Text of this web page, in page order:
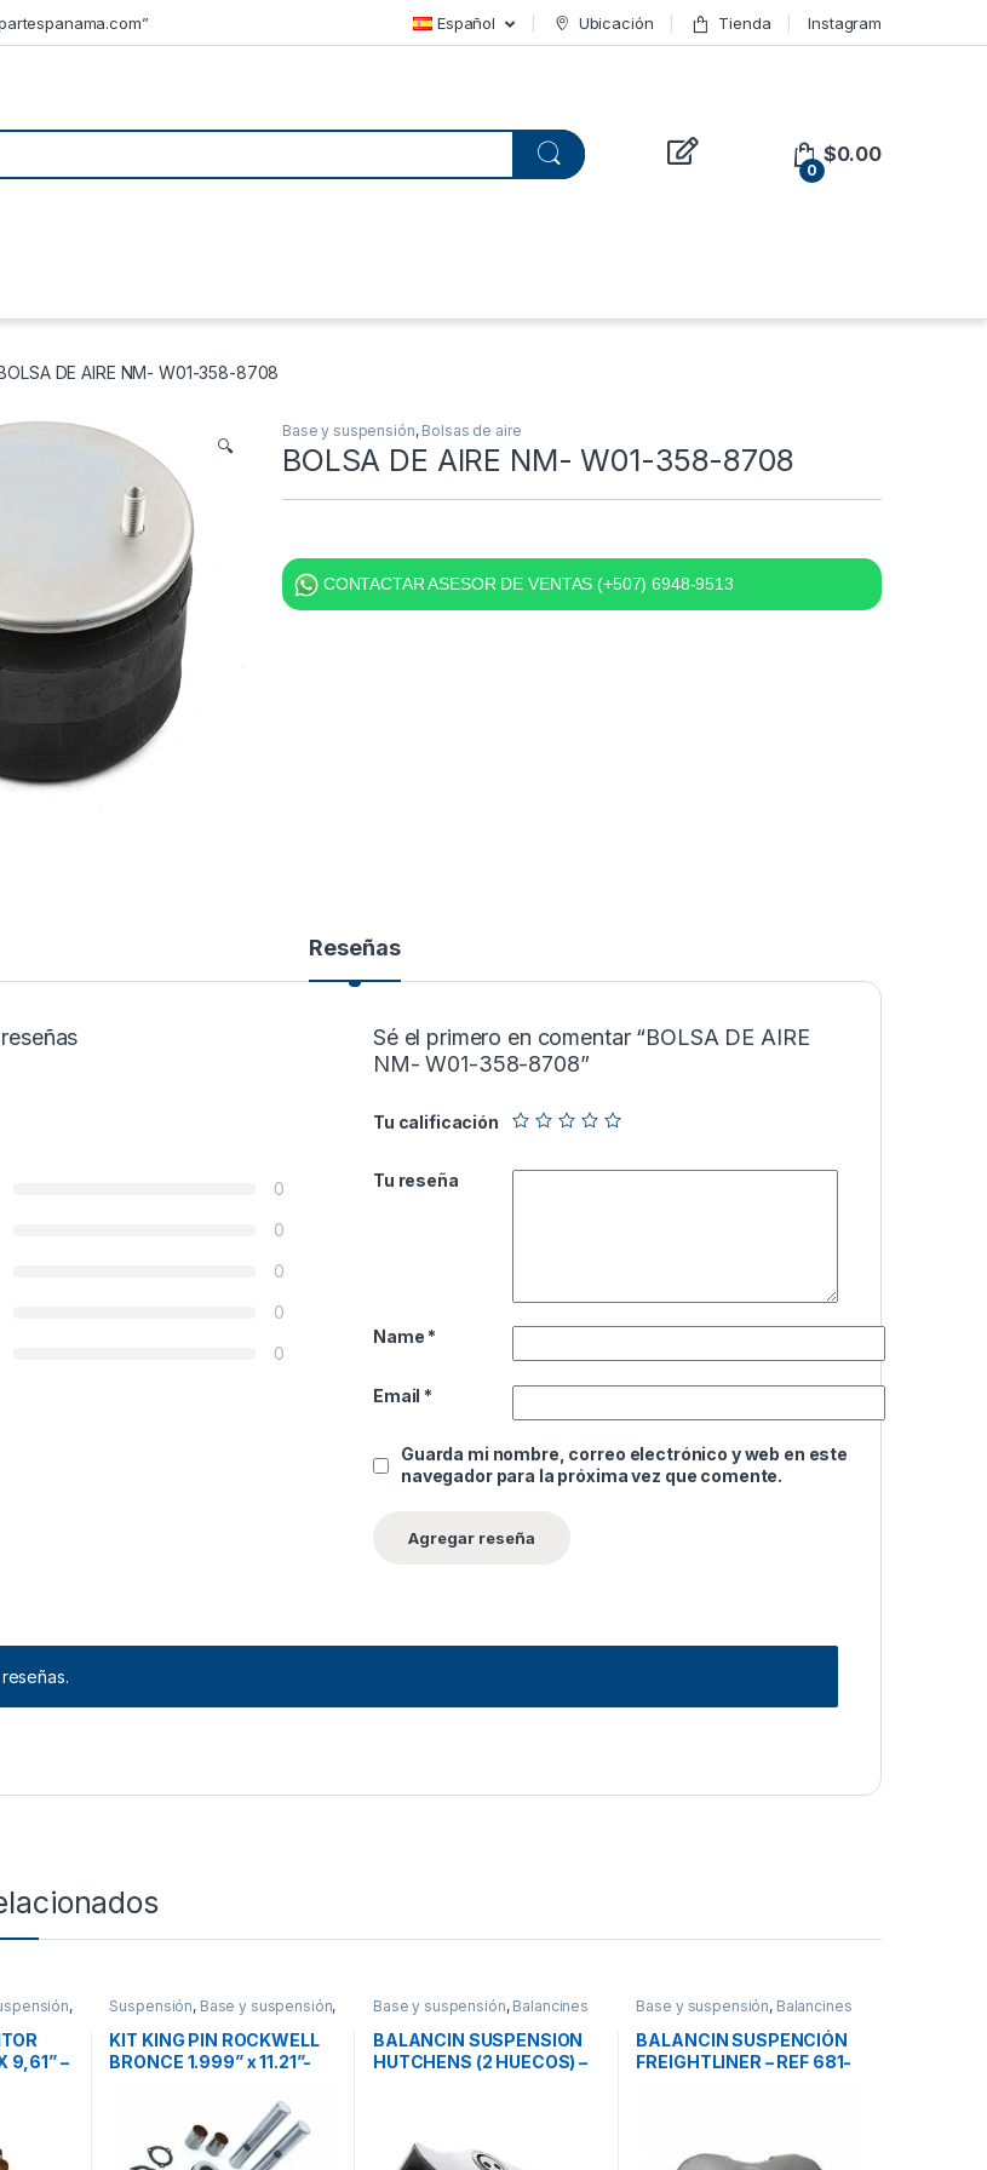
Español Ubicación Tienda Instagram
0
$0.00
DE AIRE NM- W01-358-8708
🔍
Base y suspensión, Bolsas de aire
BOLSA DE AIRE NM- W01-358-8708
CONTACTAR ASESOR DE VENTAS (+507) 6948-9513
Reseñas
0
0
0
0
0
Sé el primero en comentar “BOLSA DE AIRE
NM- W01-358-8708”
Tu calificación
Tu reseña
Name *
Email *
Guarda mi nombre, correo electrónico y web en este
navegador para la próxima vez que comente.
,
9,61” –
Suspensión, Base y suspensión,
Accesorios
KIT KING PIN ROCKWELL
BRONCE 1.999” x 11.21”-
Base y suspensión, Balancines
BALANCIN SUSPENSION
HUTCHENS (2 HUECOS) –
Base y suspensión, Balancines
BALANCIN SUSPENCIÓN
FREIGHTLINER – REF 681-